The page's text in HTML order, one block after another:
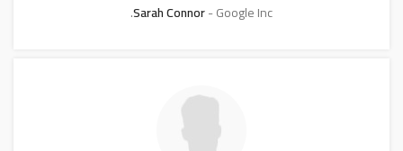
Sarah Connor Google Inc.